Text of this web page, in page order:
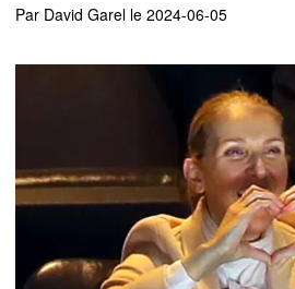
Par David Garel le 2024-06-05